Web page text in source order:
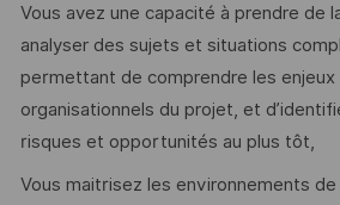
Vous avez une capacité à prendre de
analyser des sujets et situations
permettant de comprendre les
organisationnels du projet, et
risques et opportunités au plus tôt,
Vous maitrisez les environnements